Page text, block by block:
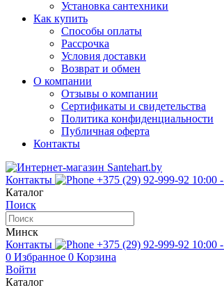
Установка сантехники
Как купить
Способы оплаты
Рассрочка
Условия доставки
Возврат и обмен
О компании
Отзывы о компании
Сертификаты и свидетельства
Политика конфиденциальности
Публичная оферта
Контакты
Контакты +375 (29) 92-999-92 10:00
Каталог
Поиск
Минск
Контакты
+375 (29) 92-999-92 10:00
0 Избранное 0 Корзина
Войти
Каталог